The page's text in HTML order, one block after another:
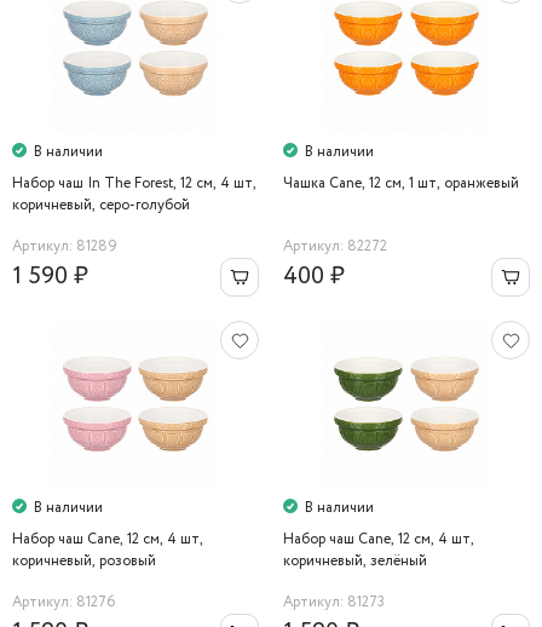
В наличии
Набор чаш In The Forest, 12 см, 4 шт,
коричневый, серо-голубой
Артикул: 81289
1 590 ₽
В наличии
Чашка Cane, 12 см, 1 шт, оранжевый
Артикул: 82272
400 ₽
В наличии
Набор чаш Cane, 12 см, 4 шт,
коричневый, розовый
Артикул: 81276
В наличии
Набор чаш Cane, 12 см, 4 шт,
коричневый, зелёный
Артикул: 81273